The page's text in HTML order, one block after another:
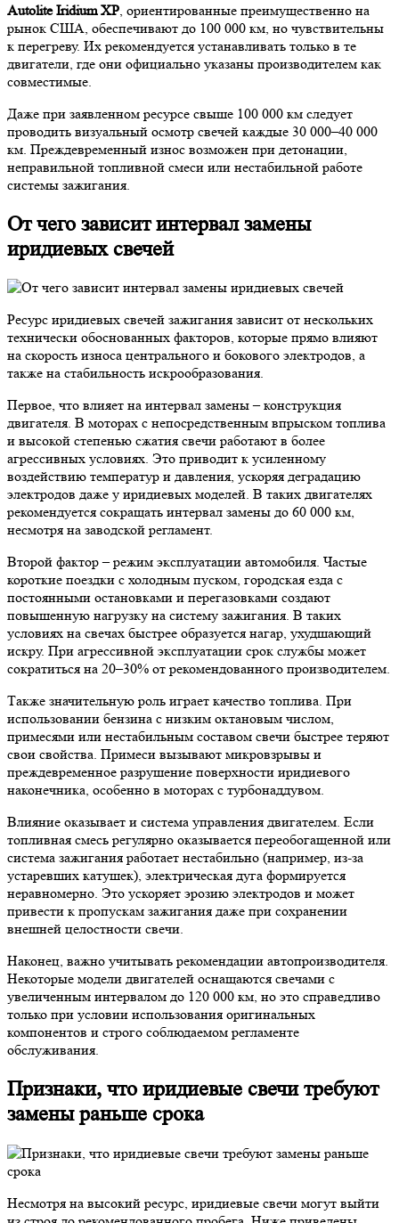
Autolite Iridium XP , ориентированные преимущественно на
рынок США, обеспечивают до 100 000 км, но чувствительны
к перегреву. Их рекомендуется устанавливать только в те
двигатели, где они официально указаны производителем как
совместимые.
Даже при заявленном ресурсе свыше 100 000 км следует
проводить визуальный осмотр свечей каждые 30 000–40 000
км. Преждевременный износ возможен при детонации,
неправильной топливной смеси или нестабильной работе
системы зажигания.
От чего зависит интервал замены
иридиевых свечей
Ресурс иридиевых свечей зажигания зависит от нескольких
технически обоснованных факторов, которые прямо влияют
на скорость износа центрального и бокового электродов, а
также на стабильность искрообразования.
Первое, что влияет на интервал замены – конструкция
двигателя. В моторах с непосредственным впрыском топлива
и высокой степенью сжатия свечи работают в более
агрессивных условиях. Это приводит к усиленному
воздействию температур и давления, ускоряя деградацию
электродов даже у иридиевых моделей. В таких двигателях
рекомендуется сокращать интервал замены до 60 000 км,
несмотря на заводской регламент.
Второй фактор – режим эксплуатации автомобиля. Частые
короткие поездки с холодным пуском, городская езда с
постоянными остановками и перегазовками создают
повышенную нагрузку на систему зажигания. В таких
условиях на свечах быстрее образуется нагар, ухудшающий
искру. При агрессивной эксплуатации срок службы может
сократиться на 20–30% от рекомендованного производителем.
Также значительную роль играет качество топлива. При
использовании бензина с низким октановым числом,
примесями или нестабильным составом свечи быстрее теряют
свои свойства. Примеси вызывают микровзрывы и
преждевременное разрушение поверхности иридиевого
наконечника, особенно в моторах с турбонаддувом.
Влияние оказывает и система управления двигателем. Если
топливная смесь регулярно оказывается переобогащенной или
система зажигания работает нестабильно (например, из-за
устаревших катушек), электрическая дуга формируется
неравномерно. Это ускоряет эрозию электродов и может
привести к пропускам зажигания даже при сохранении
внешней целостности свечи.
Наконец, важно учитывать рекомендации автопроизводителя.
Некоторые модели двигателей оснащаются свечами с
увеличенным интервалом до 120 000 км, но это справедливо
только при условии использования оригинальных
компонентов и строго соблюдаемом регламенте
обслуживания.
Признаки, что иридиевые свечи требуют
замены раньше срока
Несмотря на высокий ресурс, иридиевые свечи могут выйти